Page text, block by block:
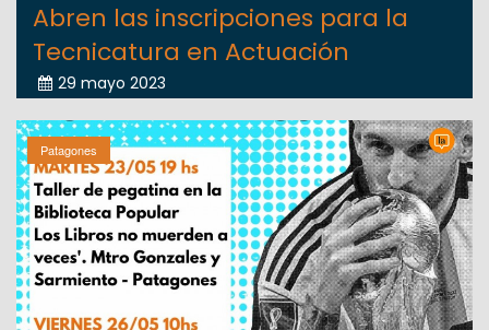
Abren las inscripciones para la
Tecnicatura en Actuación
29 mayo 2023
Patagones